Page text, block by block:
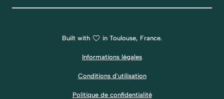
Built with in Toulouse, France.
Informations légales
Conditions d'utilisation
Politique de confidentialité